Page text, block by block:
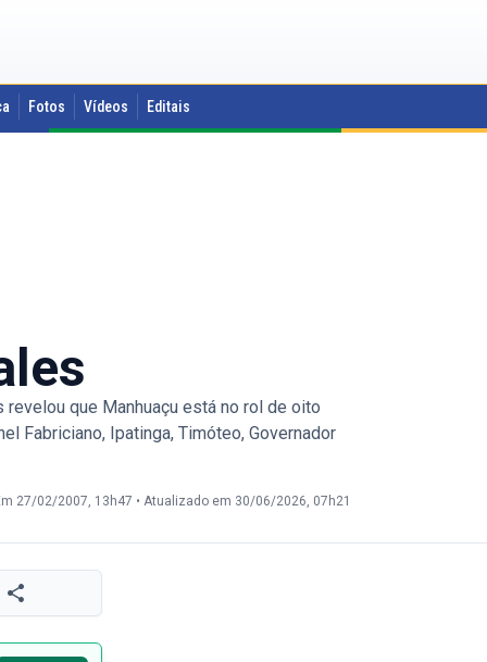
Fotos Vídeos Editais
que Manhuaçu está no rol de oito
Fabriciano, Ipatinga, Timóteo, Governador
27/02/2007, 13h47 • Atualizado em 30/06/2026, 07h21